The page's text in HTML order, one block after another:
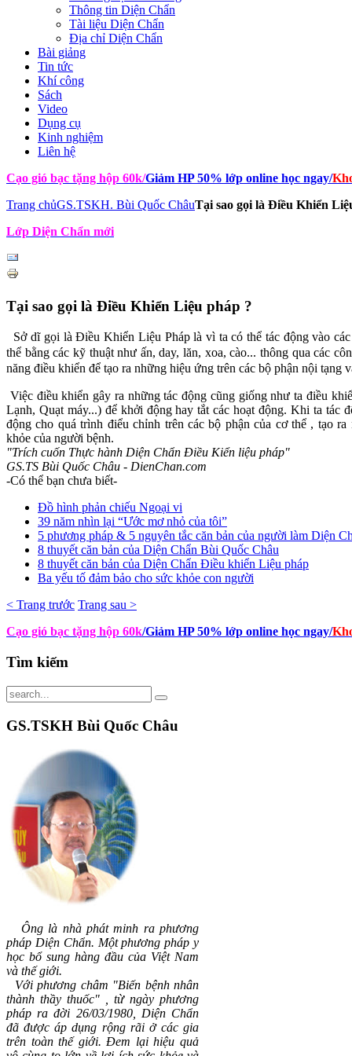
Thông tin Diện Chẩn
Tài liệu Diện Chẩn
Địa chỉ Diện Chẩn
Bài giảng
Tin tức
Khí công
Sách
Video
Dụng cụ
Kinh nghiệm
Liên hệ
Cạo gió bạc tặng hộp 60k/Giảm HP 50% lớp online học ngay/
Trang chủGS.TSKH. Bùi Quốc ChâuTại sao gọi là Điều Khiển
Lớp Diện Chẩn mới
Tại sao gọi là Điều Khiển Liệu pháp ?
Sở dĩ gọi là Điều Khiển Liệu Pháp là vì ta có thể tác động vào
thể bằng các kỹ thuật như ấn, day, lăn, xoa, cào... thông qua các
năng điều khiển để tạo ra những hiệu ứng trên các bộ phận nội tạng
Việc điều khiển gây ra những tác động cũng giống như ta điều
Lạnh, Quạt máy...) để khởi động hay tắt các hoạt động. Khi ta tác
động cho quá trình điểu chỉnh trên các bộ phận của cơ thể , tạo
khỏe của người bệnh.
"Trích cuốn Thực hành Diện Chẩn Điều Kiển liệu pháp"
GS.TS Bùi Quốc Châu - DienChan.com
-Có thể bạn chưa biết-
Đồ hình phản chiếu Ngoại vi
39 năm nhìn lại “Ước mơ nhỏ của tôi”
5 phương pháp & 5 nguyên tắc căn bản của người làm Diện
8 thuyết căn bản của Diện Chẩn Bùi Quốc Châu
8 thuyết căn bản của Diện Chẩn Điều khiển Liệu pháp
Ba yếu tố đảm bảo cho sức khỏe con người
< Trang trước Trang sau >
Cạo gió bạc tặng hộp 60k/Giảm HP 50% lớp online học ngay/
Tìm kiếm
GS.TSKH Bùi Quốc Châu
Ông là nhà phát minh ra phương
pháp Diện Chẩn. Một phương pháp y
học bổ sung hàng đầu của Việt Nam
và thế giới.
Với phương châm "Biến bệnh nhân
thành thầy thuốc" , từ ngày phương
pháp ra đời 26/03/1980, Diện Chẩn
đã được áp dụng rộng rãi ở các gia
trên toàn thế giới. Đem lại hiệu quả